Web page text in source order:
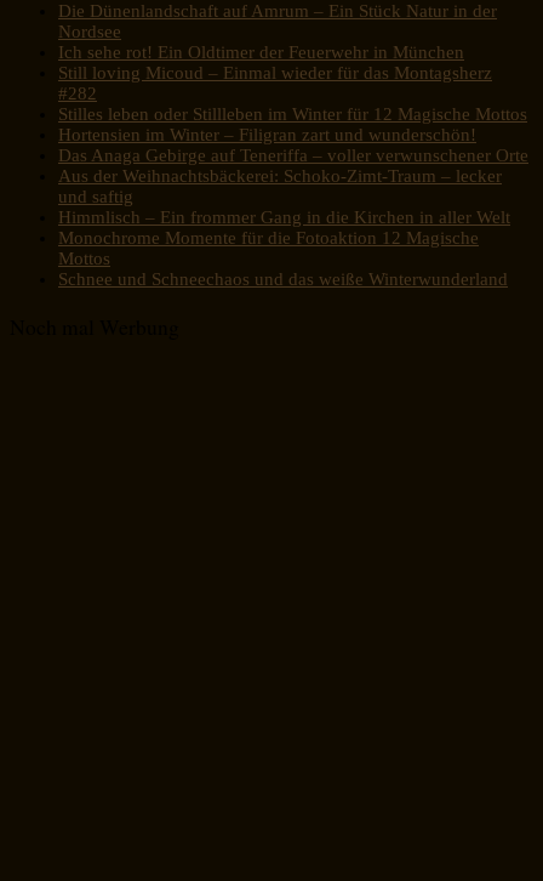
Die Dünenlandschaft auf Amrum – Ein Stück Natur in der
Nordsee
Ich sehe rot! Ein Oldtimer der Feuerwehr in München
Still loving Micoud – Einmal wieder für das Montagsherz
#282
Stilles leben oder Stillleben im Winter für 12 Magische Mottos
Hortensien im Winter – Filigran zart und wunderschön!
Das Anaga Gebirge auf Teneriffa – voller verwunschener Orte
Aus der Weihnachtsbäckerei: Schoko-Zimt-Traum – lecker
und saftig
Himmlisch – Ein frommer Gang in die Kirchen in aller Welt
Monochrome Momente für die Fotoaktion 12 Magische
Mottos
Schnee und Schneechaos und das weiße Winterwunderland